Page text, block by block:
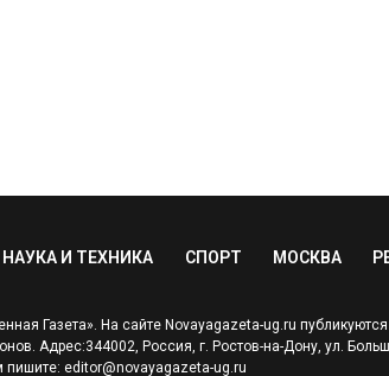
НАУКА И ТЕХНИКА СПОРТ МОСКВА
Газета». На сайте Novayagazeta-ug.ru
Адрес:344002, Россия, г. Ростов-на-Дону, ул.
пишите: editor@novayagazeta-ug.ru